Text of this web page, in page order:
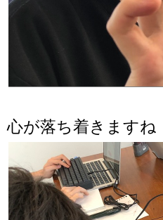
心が落ち着きますね